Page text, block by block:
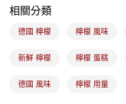
每筆NT$100，滿NT$1,500(含
常溫宅配-(限重20kg以下)
免運費
相關分類
德國 檸檬 檸檬 風味
新鮮 檸檬 檸檬 蛋糕
德國 風味 檸檬 用量